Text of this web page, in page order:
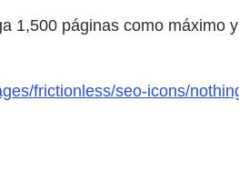
1,500 páginas como
frictionless/seo-icons/